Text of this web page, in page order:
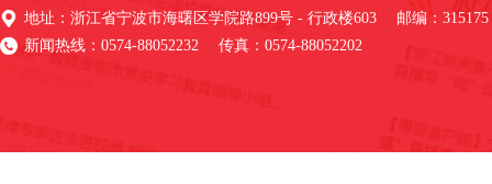
地址：浙江省宁波市海曙区学院路899号 - 行政楼603 邮编：315175
新闻热线：0574-88052232 传真：0574-88052202